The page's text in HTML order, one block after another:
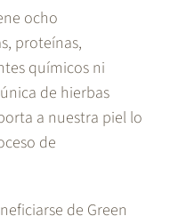
ocho
proteínas,
químicos ni
de hierbas
a nuestra piel lo
de
de Green